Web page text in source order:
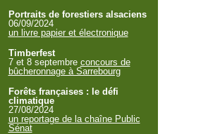
Portraits de forestiers alsaciens
06/09/2024
un livre papier et électronique
Timberfest
7 et 8 septembre concours de
bûcheronnage à Sarrebourg
Forêts françaises : le défi
climatique
27/08/2024
un reportage de la chaîne Public
Sénat